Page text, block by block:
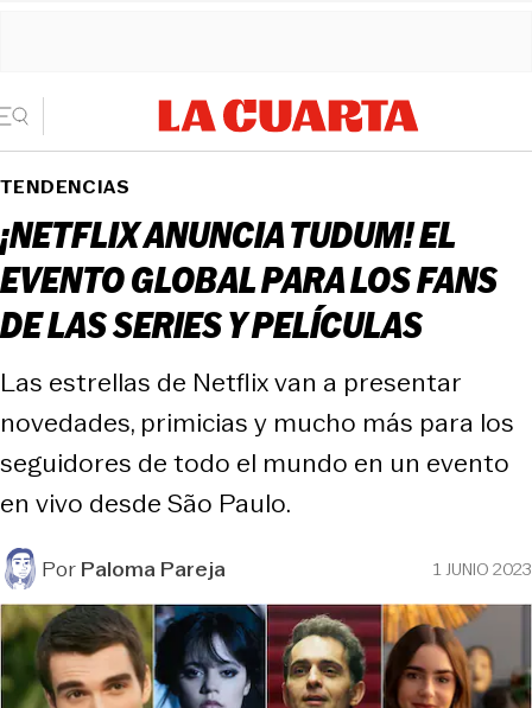
TENDENCIAS
¡NETFLIX ANUNCIA TUDUM! EL
EVENTO GLOBAL PARA LOS FANS
DE LAS SERIES Y PELÍCULAS
Las estrellas de Netflix van a presentar
novedades, primicias y mucho más para los
seguidores de todo el mundo en un evento
en vivo desde São Paulo.
PorPaloma Pareja 1 JUNIO 2023